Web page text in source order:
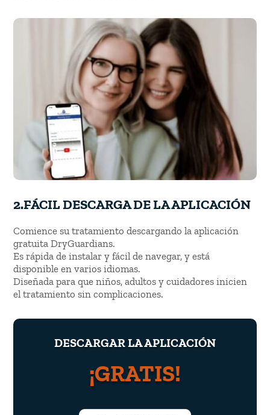
2.FÁCIL DESCARGA DE LA APLICACIÓN
Comience su tratamiento descargando la aplicación
gratuita DryGuardians.
Es rápida de instalar y fácil de navegar, y está
disponible en varios idiomas.
Diseñada para que niños, adultos y cuidadores inicien
el tratamiento sin complicaciones.
DESCARGAR LA APLICACIÓN
¡GRATIS!